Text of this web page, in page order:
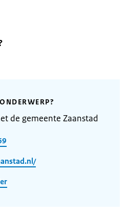
de gemeente Zaanstad